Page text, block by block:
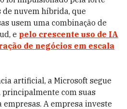
de nuvem híbrida, que
usem uma combinação de
e pelo crescente uso de IA
de negócios em escala
artificial, a Microsoft segue
principalmente com suas
empresas. A empresa investe